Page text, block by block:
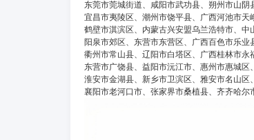
东莞市莞城街道、咸阳市武功县、朔州市山
宜昌市夷陵区、潮州市饶平县、广西河池市
鹤壁市淇滨区、内蒙古兴安盟乌兰浩特市、
阳泉市郊区、东营市东营区、广西百色市乐
衢州市常山县、辽阳市白塔区、广西桂林市
东营市广饶县、益阳市沅江市、惠州市惠城
淮安市金湖县、新乡市卫滨区、雅安市名山
襄阳市老河口市、张家界市桑植县、齐齐哈